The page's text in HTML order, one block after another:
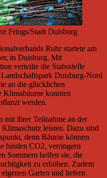
Frings/Stadt Duisburg
Ruhr startete am
in Duisburg. Mit
verteilte die Stabsstelle
Duisburg-Nord
an die glücklichen
Klimabäume konnten
werden.
mit ihrer Teilnahme an der
leisten. Dazu sind
denn Bäume können
binden CO2, verringern
Sommern helfen sie, die
zu erhöhen. Zudem
Garten und liefern